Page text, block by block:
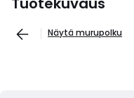
Näytä murupolku